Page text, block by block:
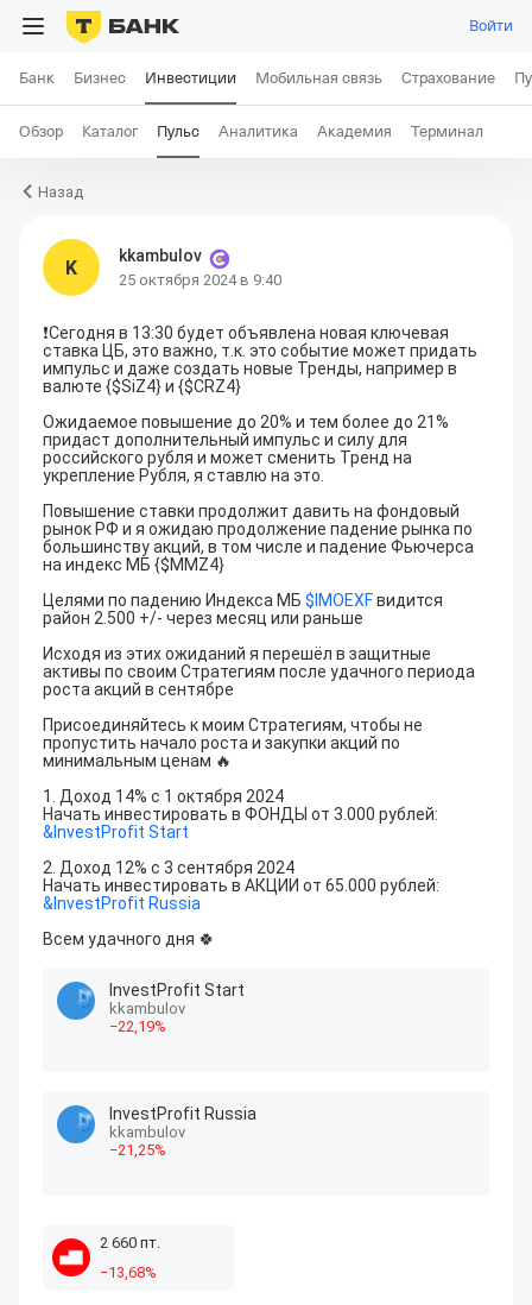
Войти
Банк Бизнес Инвестиции Мобильная связь Страхование
Обзор Каталог Пульс Аналитика Академия Терминал
Назад
K
kkambulov
25 октября 2024 в 9:40
❗️Сегодня в 13:30 будет объявлена новая ключевая
ставка ЦБ, это важно, т.к. это событие может придать
импульс и даже создать новые Тренды, например в
валюте {$SiZ4} и {$CRZ4}
Ожидаемое повышение до 20% и тем более до 21%
придаст дополнительный импульс и силу для
российского рубля и может сменить Тренд на
укрепление Рубля, я ставлю на это.
Повышение ставки продолжит давить на фондовый
рынок РФ и я ожидаю продолжение падение рынка по
большинству акций, в том числе и падение Фьючерса
на индекс МБ {$MMZ4}
Целями по падению Индекса МБ $ IMOEXF видится
район 2.500 +/- через месяц или раньше
Исходя из этих ожиданий я перешёл в защитные
активы по своим Стратегиям после удачного периода
роста акций в сентябре
Присоединяйтесь к моим Стратегиям, чтобы не
пропустить начало роста и закупки акций по
минимальным ценам 🔥
1. Доход 14% с 1 октября 2024
& InvestProfit Start
2. Доход 12% с 3 сентября 2024
& InvestProfit Russia
Всем удачного дня 🍀
InvestProfit Start
kkambulov
−22,19%
InvestProfit Russia
kkambulov
−21,25%
2 660 пт.
−13,68%